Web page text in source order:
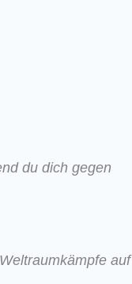
du dich gegen
auf